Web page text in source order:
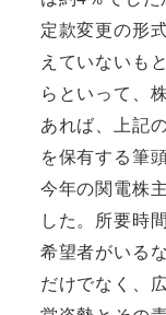
定款変更の形
えていないも
らといって、
あれば、上記
を保有する筆
今年の関電株
した。所要時
希望者がいる
だけでなく、